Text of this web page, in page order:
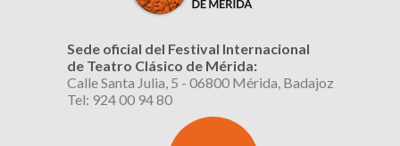
Sede oficial del Festival Internacional
de Teatro Clásico de Mérida:
Calle Santa Julia, 5 - 06800 Mérida, Badajoz
Tel: 924 00 94 80